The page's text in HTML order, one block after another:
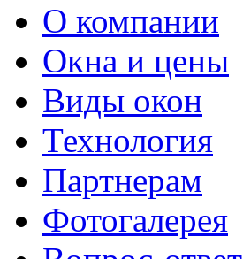
О компании
Окна и цены
Виды окон
Технология
Партнерам
Фотогалерея